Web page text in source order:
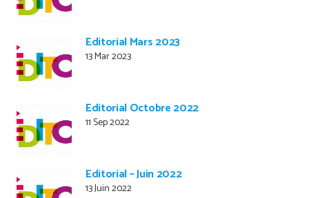
Editorial Mars 2023
13 Mar 2023
Editorial Octobre 2022
11 Sep 2022
Editorial – Juin 2022
13 Juin 2022